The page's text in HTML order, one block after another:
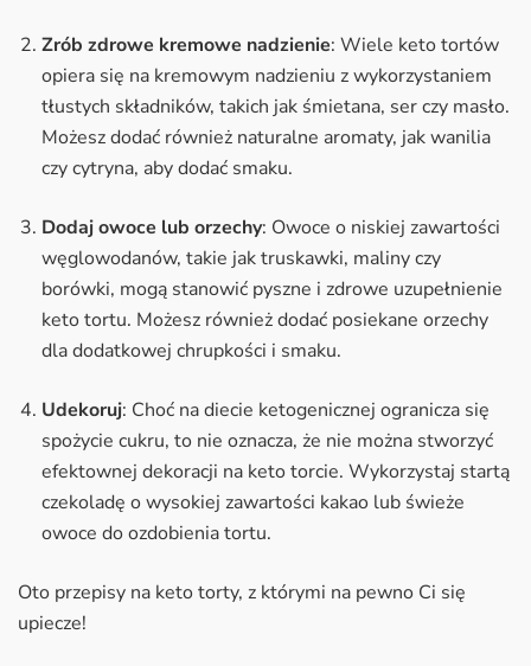
Zrób zdrowe kremowe nadzienie: Wiele keto tortów
opiera się na kremowym nadzieniu z wykorzystaniem
tłustych składników, takich jak śmietana, ser czy masło.
Możesz dodać również naturalne aromaty, jak wanilia
czy cytryna, aby dodać smaku.
Dodaj owoce lub orzechy: Owoce o niskiej zawartości
węglowodanów, takie jak truskawki, maliny czy
borówki, mogą stanowić pyszne i zdrowe uzupełnienie
keto tortu. Możesz również dodać posiekane orzechy
dla dodatkowej chrupkości i smaku.
Udekoruj: Choć na diecie ketogenicznej ogranicza się
spożycie cukru, to nie oznacza, że nie można stworzyć
efektownej dekoracji na keto torcie. Wykorzystaj startą
czekoladę o wysokiej zawartości kakao lub świeże
owoce do ozdobienia tortu.
Oto przepisy na keto torty, z którymi na pewno Ci się
upiecze!